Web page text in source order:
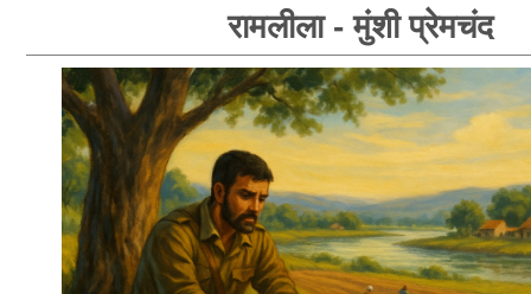
रामलीला - मुंशी प्रेमचंद